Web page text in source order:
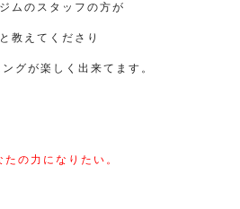
ムのスタッフの方が
教えてくださり
グが楽しく出来てます。
たの力になりたい。